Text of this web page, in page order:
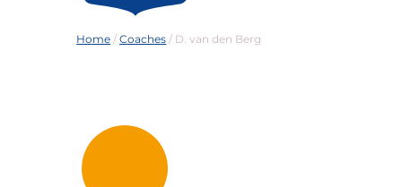
Home /Coaches / D. van den Berg